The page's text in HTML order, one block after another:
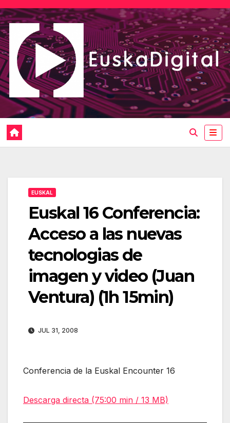
Saltar
al
contenido
EUSKAL
Euskal 16 Conferencia:
Acceso a las nuevas
tecnologias de
imagen y video (Juan
Ventura) (1h 15min)
JUL 31, 2008
Conferencia de la Euskal Encounter 16
Descarga directa (75:00 min / 13 MB)